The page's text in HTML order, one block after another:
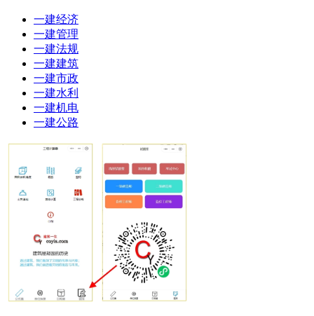
一建经济
一建管理
一建法规
一建建筑
一建市政
一建水利
一建机电
一建公路